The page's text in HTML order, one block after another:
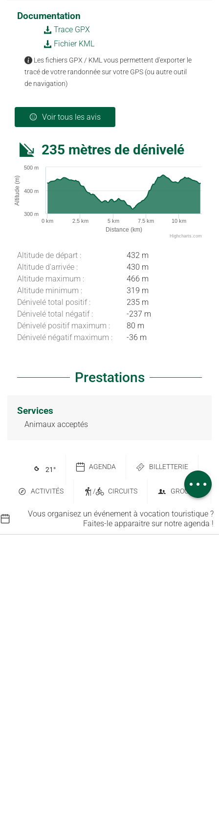
Documentation
Trace GPX
Fichier KML
Les fichiers GPX / KML vous permettent d'exporter le
tracé de votre randonnée sur votre GPS (ou autre outil
de navigation)
Voir tous les avis
235 mètres de dénivelé
Distance (km)
Altitude (m)
0 km 2.5 km 5 km 7.5 km 10 km
300 m
400 m
500 m
Highcharts.com
Altitude de départ :
432 m
Altitude d'arrivée :
430 m
Altitude maximum :
466 m
Altitude minimum :
319 m
Dénivelé total positif :
235 m
Dénivelé total négatif :
-237 m
Dénivelé positif maximum :
80 m
Dénivelé négatif maximum :
-36 m
Prestations
Services
Animaux acceptés
21 ° AGENDA BILLETTERIE
ACTIVITÉS / CIRCUITS GROUPES
Vous organisez un événement à vocation touristique ?
Faites-le apparaitre sur notre agenda !